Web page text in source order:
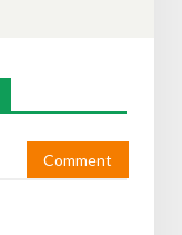
Comment